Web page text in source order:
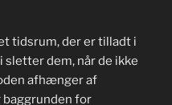
tidsrum, der er tilladt i
sletter dem, når de ikke
afhænger af
baggrunden for